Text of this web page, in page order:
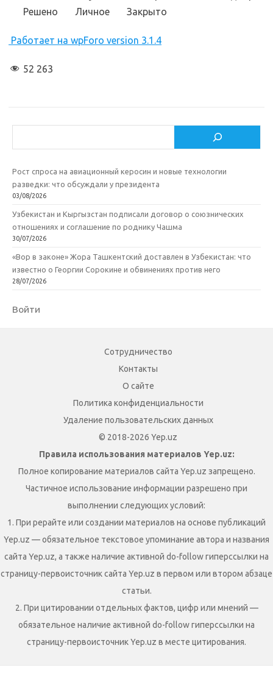
Решено
Личное Закрыто
Работает на wpForo version 3.1.4
52 263
Рост спроса на авиационный керосин и новые технологии
разведки: что обсуждали у президента
03/08/2026
Узбекистан и Кыргызстан подписали договор о союзнических
отношениях и соглашение по роднику Чашма
30/07/2026
«Вор в законе» Жора Ташкентский доставлен в Узбекистан: что
известно о Георгии Сорокине и обвинениях против него
28/07/2026
Войти
Сотрудничество
Контакты
О сайте
Политика конфиденциальности
Удаление пользовательских данных
© 2018-2026 Yep.uz
Правила использования материалов Yep.uz:
Полное копирование материалов сайта Yep.uz запрещено.
Частичное использование информации разрешено при
выполнении следующих условий:
1. При рерайте или создании материалов на основе публикаций
Yep.uz — обязательное текстовое упоминание автора и названия
сайта Yep.uz, а также наличие активной do-follow гиперссылки на
страницу-первоисточник сайта Yep.uz в первом или втором абзаце
статьи.
2. При цитировании отдельных фактов, цифр или мнений —
обязательное наличие активной do-follow гиперссылки на
страницу-первоисточник Yep.uz в месте цитирования.